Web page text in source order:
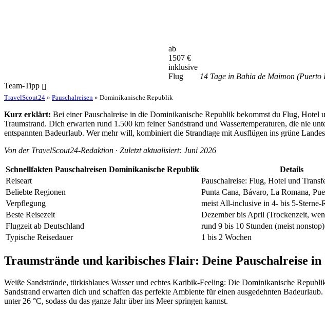
ab
1507 €
inklusive
Flug
14 Tage in Bahia de Maimon (Puerto
Team-Tipp
TravelScout24 » Pauschalreisen » Dominikanische Republik
Kurz erklärt: Bei einer Pauschalreise in die Dominikanische Republik bekommst du Flug, Hotel
Traumstrand. Dich erwarten rund 1.500 km feiner Sandstrand und Wassertemperaturen, die nie
entspannten Badeurlaub. Wer mehr will, kombiniert die Strandtage mit Ausflügen ins grüne
Von der TravelScout24-Redaktion · Zuletzt aktualisiert: Juni 2026
Schnellfakten Pauschalreisen Dominikanische Republik
Details
Reiseart
Pauschalreise: Flug, Hotel und
Beliebte Regionen
Punta Cana, Bávaro, La Romana,
Verpflegung
meist All-inclusive in 4- bis 5-Sterne-
Beste Reisezeit
Dezember bis April (Trockenzeit,
Flugzeit ab Deutschland
rund 9 bis 10 Stunden (meist nonstop)
Typische Reisedauer
1 bis 2 Wochen
Traumstrände und karibisches Flair: Deine Pauschalreise
Weiße Sandstrände, türkisblaues Wasser und echtes Karibik-Feeling: Die Dominikanische
Sandstrand erwarten dich und schaffen das perfekte Ambiente für einen ausgedehnten
unter 26 °C, sodass du das ganze Jahr über ins Meer springen kannst.